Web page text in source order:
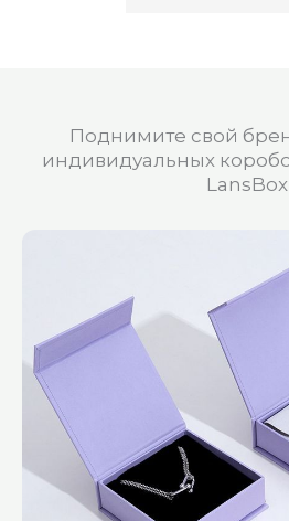
Поднимите свой
индивидуальных
LansBox